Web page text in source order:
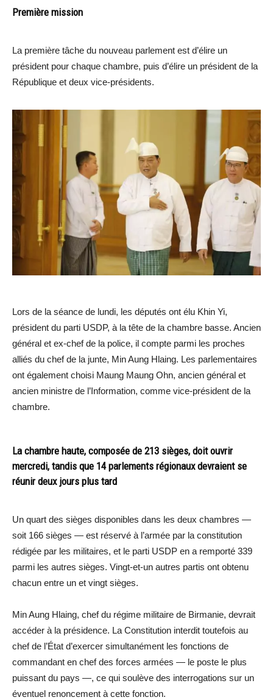
Première mission
La première tâche du nouveau parlement est d’élire un
président pour chaque chambre, puis d’élire un président de la
République et deux vice-présidents.
Lors de la séance de lundi, les députés ont élu Khin Yi,
président du parti USDP, à la tête de la chambre basse. Ancien
général et ex-chef de la police, il compte parmi les proches
alliés du chef de la junte, Min Aung Hlaing. Les parlementaires
ont également choisi Maung Maung Ohn, ancien général et
ancien ministre de l’Information, comme vice-président de la
chambre.
La chambre haute, composée de 213 sièges, doit ouvrir
mercredi, tandis que 14 parlements régionaux devraient se
réunir deux jours plus tard
Un quart des sièges disponibles dans les deux chambres —
soit 166 sièges — est réservé à l’armée par la constitution
rédigée par les militaires, et le parti USDP en a remporté 339
parmi les autres sièges. Vingt-et-un autres partis ont obtenu
chacun entre un et vingt sièges.
Min Aung Hlaing, chef du régime militaire de Birmanie, devrait
accéder à la présidence. La Constitution interdit toutefois au
chef de l’État d’exercer simultanément les fonctions de
commandant en chef des forces armées — le poste le plus
puissant du pays —, ce qui soulève des interrogations sur un
éventuel renoncement à cette fonction.